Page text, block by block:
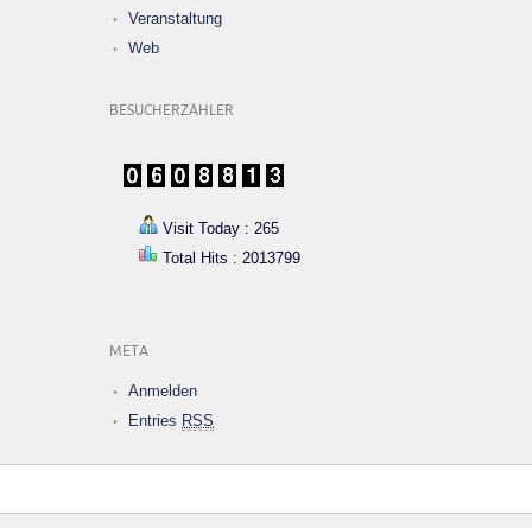
Veranstaltung
Web
BESUCHERZÄHLER
Visit Today : 265
Total Hits : 2013799
META
Anmelden
Entries RSS